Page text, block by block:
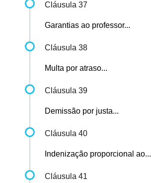
Cláusula 37
Garantias ao professor...
Cláusula 38
Multa por atraso...
Cláusula 39
Demissão por justa...
Cláusula 40
Indenização proporcional ao...
Cláusula 41